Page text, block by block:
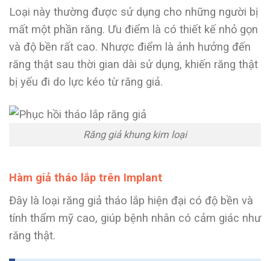
Loại này thường được sử dụng cho những người bị
mất một phần răng. Ưu điểm là có thiết kế nhỏ gọn
và độ bền rất cao. Nhược điểm là ảnh hưởng đến
răng thật sau thời gian dài sử dụng, khiến răng thật
bị yếu đi do lực kéo từ răng giả.
Răng giả khung kim loại
Hàm giả tháo lắp trên Implant
Đây là loại răng giả tháo lắp hiện đại có độ bền và
tính thẩm mỹ cao, giúp bệnh nhân có cảm giác như
răng thật.